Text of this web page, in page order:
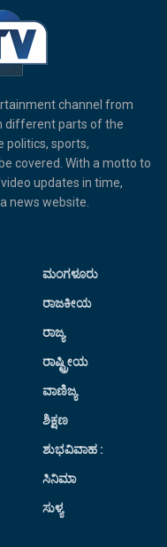
channel from
different parts of the
politics, sports,
covered. With a motto to
updates in time,
news website.
ಮಂಗಳೂರು
ರಾಜಕೀಯ
ರಾಜ್ಯ
ರಾಷ್ಟ್ರೀಯ
ವಾಣಿಜ್ಯ
ಶಿಕ್ಷಣ
ಶುಭವಿವಾಹ :
ಸಿನಿಮಾ
ಸುಳ್ಯ